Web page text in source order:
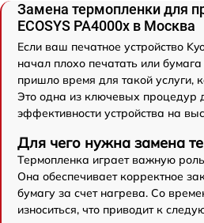
Замена термопленки для
ECOSYS PA4000x в Москва
Если ваш печатное устройство
начал плохо печатать или
пришло время для такой услуги,
Это одна из ключевых процедур
эффективности устройства на
Для чего нужна замена
Термопленка играет важную
Она обеспечивает корректное
бумагу за счет нагрева. Со
износиться, что приводит к